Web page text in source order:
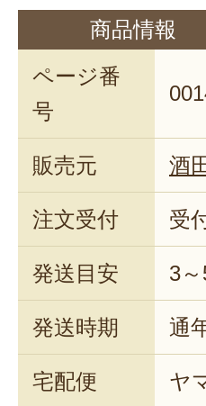
商品情報
ページ番
号
販売元 酒
注文受付 受
発送目安 3
発送時期 通
宅配便 ヤ